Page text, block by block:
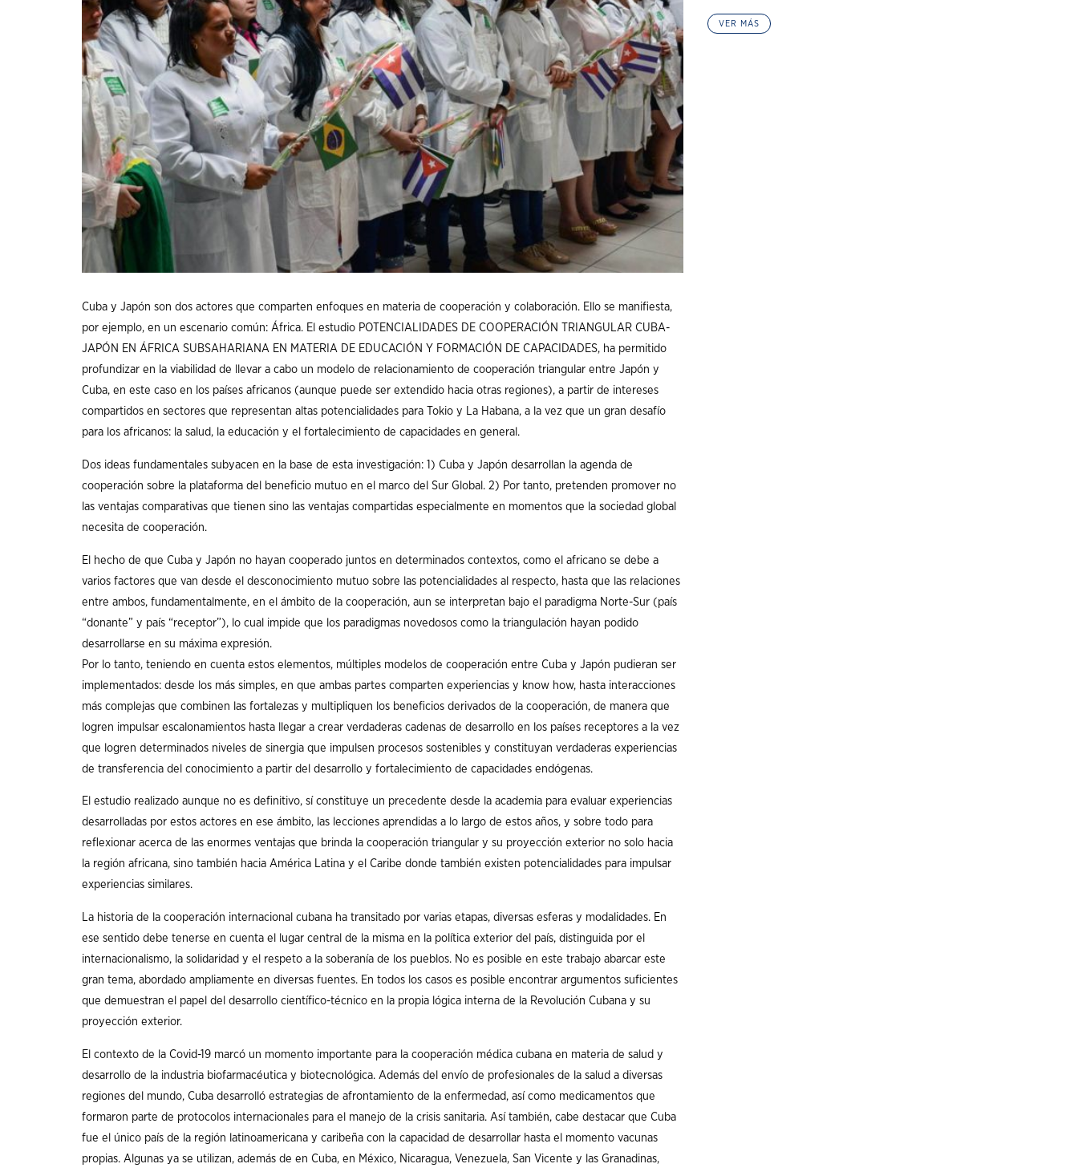
Cuba y Japón son dos actores que comparten enfoques en materia de cooperación y colaboración. Ello se manifiesta,
por ejemplo, en un escenario común: África. El estudio POTENCIALIDADES DE COOPERACIÓN TRIANGULAR CUBA-
JAPÓN EN ÁFRICA SUBSAHARIANA EN MATERIA DE EDUCACIÓN Y FORMACIÓN DE CAPACIDADES, ha permitido
profundizar en la viabilidad de llevar a cabo un modelo de relacionamiento de cooperación triangular entre Japón y
Cuba, en este caso en los países africanos (aunque puede ser extendido hacia otras regiones), a partir de intereses
compartidos en sectores que representan altas potencialidades para Tokio y La Habana, a la vez que un gran desafío
para los africanos: la salud, la educación y el fortalecimiento de capacidades en general.
Dos ideas fundamentales subyacen en la base de esta investigación: 1) Cuba y Japón desarrollan la agenda de
cooperación sobre la plataforma del beneficio mutuo en el marco del Sur Global. 2) Por tanto, pretenden promover no
las ventajas comparativas que tienen sino las ventajas compartidas especialmente en momentos que la sociedad global
necesita de cooperación.
El hecho de que Cuba y Japón no hayan cooperado juntos en determinados contextos, como el africano se debe a
varios factores que van desde el desconocimiento mutuo sobre las potencialidades al respecto, hasta que las relaciones
entre ambos, fundamentalmente, en el ámbito de la cooperación, aun se interpretan bajo el paradigma Norte-Sur (país
“donante” y país “receptor”), lo cual impide que los paradigmas novedosos como la triangulación hayan podido
desarrollarse en su máxima expresión.
Por lo tanto, teniendo en cuenta estos elementos, múltiples modelos de cooperación entre Cuba y Japón pudieran ser
implementados: desde los más simples, en que ambas partes comparten experiencias y know how, hasta interacciones
más complejas que combinen las fortalezas y multipliquen los beneficios derivados de la cooperación, de manera que
logren impulsar escalonamientos hasta llegar a crear verdaderas cadenas de desarrollo en los países receptores a la vez
que logren determinados niveles de sinergia que impulsen procesos sostenibles y constituyan verdaderas experiencias
de transferencia del conocimiento a partir del desarrollo y fortalecimiento de capacidades endógenas.
El estudio realizado aunque no es definitivo, sí constituye un precedente desde la academia para evaluar experiencias
desarrolladas por estos actores en ese ámbito, las lecciones aprendidas a lo largo de estos años, y sobre todo para
reflexionar acerca de las enormes ventajas que brinda la cooperación triangular y su proyección exterior no solo hacia
la región africana, sino también hacia América Latina y el Caribe donde también existen potencialidades para impulsar
experiencias similares.
La historia de la cooperación internacional cubana ha transitado por varias etapas, diversas esferas y modalidades. En
ese sentido debe tenerse en cuenta el lugar central de la misma en la política exterior del país, distinguida por el
internacionalismo, la solidaridad y el respeto a la soberanía de los pueblos. No es posible en este trabajo abarcar este
gran tema, abordado ampliamente en diversas fuentes. En todos los casos es posible encontrar argumentos suficientes
que demuestran el papel del desarrollo científico-técnico en la propia lógica interna de la Revolución Cubana y su
proyección exterior.
El contexto de la Covid-19 marcó un momento importante para la cooperación médica cubana en materia de salud y
desarrollo de la industria biofarmacéutica y biotecnológica. Además del envío de profesionales de la salud a diversas
regiones del mundo, Cuba desarrolló estrategias de afrontamiento de la enfermedad, así como medicamentos que
formaron parte de protocolos internacionales para el manejo de la crisis sanitaria. Así también, cabe destacar que Cuba
fue el único país de la región latinoamericana y caribeña con la capacidad de desarrollar hasta el momento vacunas
propias. Algunas ya se utilizan, además de en Cuba, en México, Nicaragua, Venezuela, San Vicente y las Granadinas,
VER MÁS